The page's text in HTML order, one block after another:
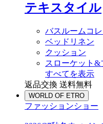
テキスタイル
バスルームコ
ベッドリネン
クッション
スローケット&
すべてを表示
返品交換 送料無料
WORLD OF ETRO
ファッションショー